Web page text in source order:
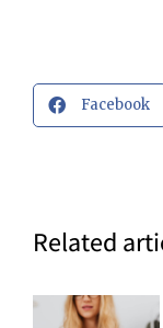
Facebook
Related